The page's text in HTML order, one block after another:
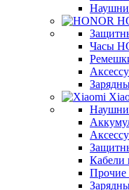
Часы
Кабели
Прочие